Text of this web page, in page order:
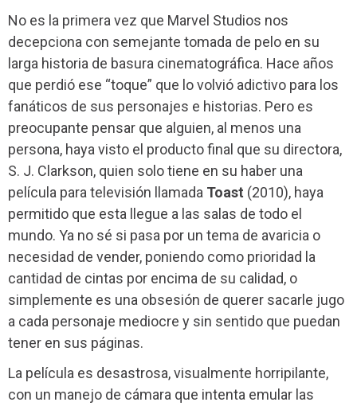
No es la primera vez que Marvel Studios nos
decepciona con semejante tomada de pelo en su
larga historia de basura cinematográfica. Hace años
que perdió ese “toque” que lo volvió adictivo para los
fanáticos de sus personajes e historias. Pero es
preocupante pensar que alguien, al menos una
persona, haya visto el producto final que su directora,
S. J. Clarkson, quien solo tiene en su haber una
película para televisión llamada Toast (2010), haya
permitido que esta llegue a las salas de todo el
mundo. Ya no sé si pasa por un tema de avaricia o
necesidad de vender, poniendo como prioridad la
cantidad de cintas por encima de su calidad, o
simplemente es una obsesión de querer sacarle jugo
a cada personaje mediocre y sin sentido que puedan
tener en sus páginas.
La película es desastrosa, visualmente horripilante,
con un manejo de cámara que intenta emular las